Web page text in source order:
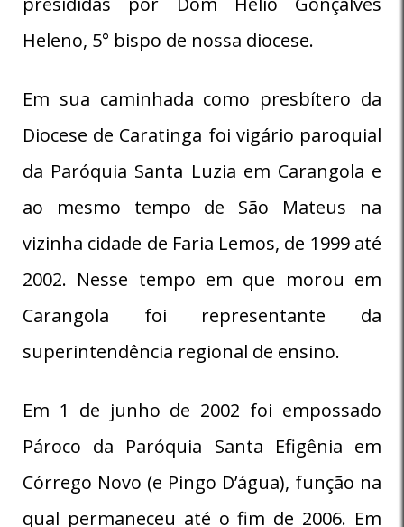
Heleno, 5° bispo de nossa diocese.
Em sua caminhada como presbítero da
Diocese de Caratinga foi vigário paroquial
da Paróquia Santa Luzia em Carangola e
ao mesmo tempo de São Mateus na
vizinha cidade de Faria Lemos, de 1999 até
2002. Nesse tempo em que morou em
Carangola foi representante da
superintendência regional de ensino.
Em 1 de junho de 2002 foi empossado
Pároco da Paróquia Santa Efigênia em
Córrego Novo (e Pingo D’água), função na
qual permaneceu até o fim de 2006. Em